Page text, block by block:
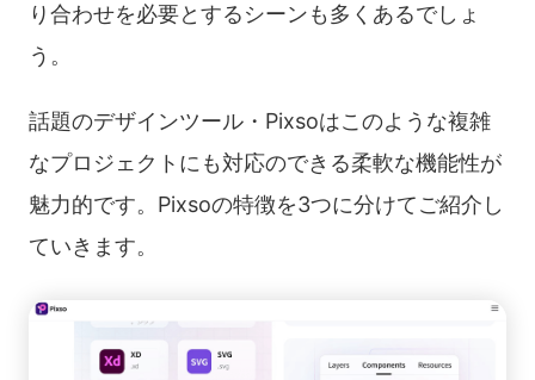
り合わせを必要とするシーンも多くあるでしょ
う。
話題のデザインツール・Pixsoはこのような複雑
なプロジェクトにも対応のできる柔軟な機能性が
魅力的です。Pixsoの特徴を3つに分けてご紹介し
ていきます。